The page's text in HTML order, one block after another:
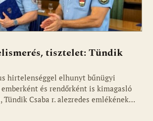
tisztelet: Tündik
hirtelenséggel elhunyt bűnügyi
és rendőrként is kimagasló
Csaba r. alezredes emlékének…